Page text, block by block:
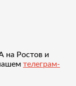
на Ростов и
телеграм-